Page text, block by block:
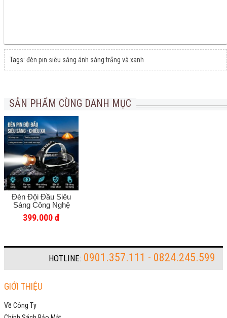
Tags: đèn pin siêu sáng ánh sáng trắng và xanh
SẢN PHẨM CÙNG DANH MỤC
Đèn Đội Đầu Siêu
Sáng Công Nghệ
Đức, Cảm Biến Thông
Minh, Ánh Sáng
Đêm, Soi Ếch Bắt Cá,
Pin Lithium
399.000 đ
HOTLINE: 0901.357.111 - 0824.245.599
GIỚI THIỆU
Về Công Ty